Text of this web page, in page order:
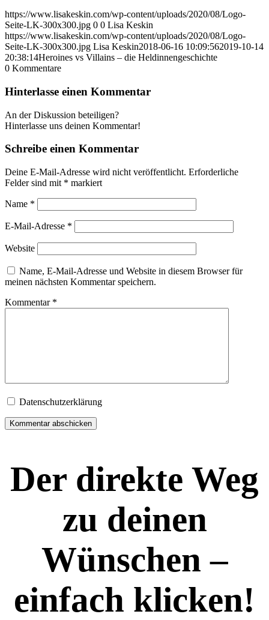
https://www.lisakeskin.com/wp-content/uploads/2020/08/Logo-
Seite-LK-300x300.jpg 0 0 Lisa Keskin
https://www.lisakeskin.com/wp-content/uploads/2020/08/Logo-
Seite-LK-300x300.jpg Lisa Keskin2018-06-16 10:09:562019-10-14
20:38:14Heroines vs Villains – die Heldinnengeschichte
0 Kommentare
Hinterlasse einen Kommentar
An der Diskussion beteiligen?
Hinterlasse uns deinen Kommentar!
Schreibe einen Kommentar
Deine E-Mail-Adresse wird nicht veröffentlicht. Erforderliche
Felder sind mit * markiert
Name *
E-Mail-Adresse *
Website
Name, E-Mail-Adresse und Website in diesem Browser für
meinen nächsten Kommentar speichern.
Kommentar *
Datenschutzerklärung
Der direkte Weg
zu deinen
Wünschen –
einfach klicken!